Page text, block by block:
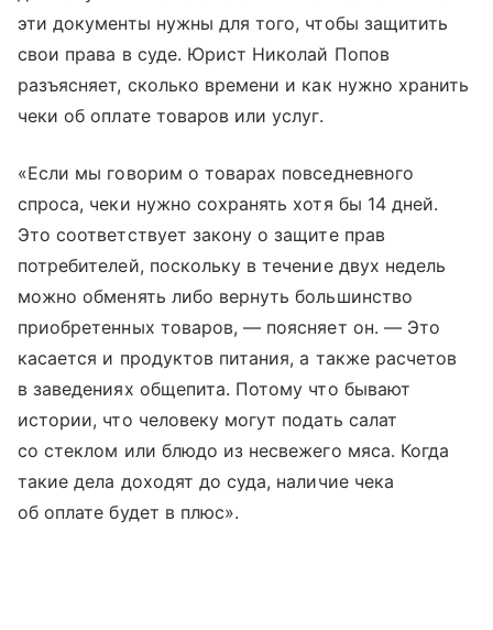
эти документы нужны для того, чтобы защитить
свои права в суде. Юрист Николай Попов
разъясняет, сколько времени и как нужно хранить
чеки об оплате товаров или услуг.
«Если мы говорим о товарах повседневного
спроса, чеки нужно сохранять хотя бы 14 дней.
Это соответствует закону о защите прав
потребителей, поскольку в течение двух недель
можно обменять либо вернуть большинство
приобретенных товаров, — поясняет он. — Это
касается и продуктов питания, а также расчетов
в заведениях общепита. Потому что бывают
истории, что человеку могут подать салат
со стеклом или блюдо из несвежего мяса. Когда
такие дела доходят до суда, наличие чека
об оплате будет в плюс».